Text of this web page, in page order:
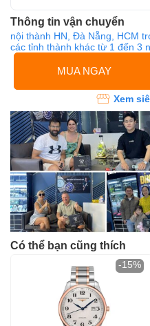
Thông tin vận chuyển
nội thành HN, Đà Nẵng, HCM
các tỉnh thành khác từ 1 đến 3
MUA NGAY
Xem
Có thể bạn cũng thích
-15%